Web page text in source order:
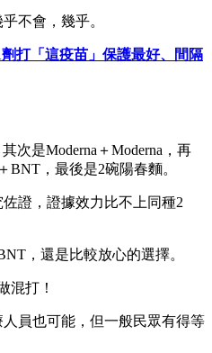
不會，幾乎。
打「這疫苗」保護最好、間隔
次是Moderna＋Moderna，再
，最後是2碗陽春麵。
證，證據效力比不上同種2
，還是比較放心的選擇。
混打！
員也可能，但一般民眾有得等